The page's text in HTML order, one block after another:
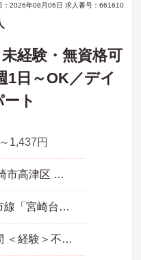
：2026年08月06日 求人番号：661610
未経験・無資格可
1日～OK／デイ
ト
1,437円
神奈川県 川崎市高津区 向ヶ丘157-1
東急田園都市線「宮崎台駅」徒歩13分
＜資格＞不問 ＜経験＞不問 ※無資格者：入社半年以内に会社負担で認知症介護基礎研修受講